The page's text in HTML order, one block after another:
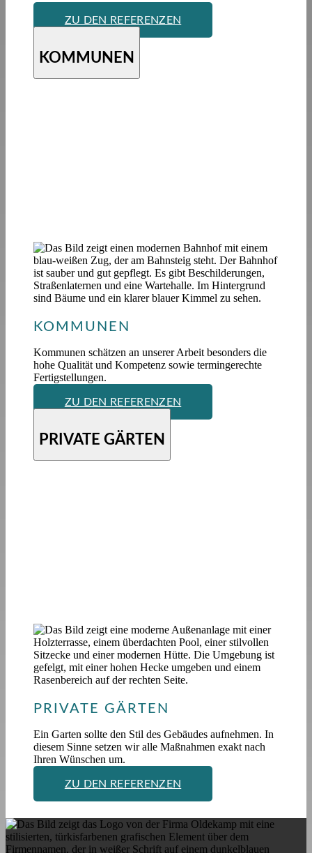
ZU DEN REFERENZEN
KOMMUNEN
KOMMUNEN
Kommunen schätzen an unserer Arbeit besonders die
hohe Qualität und Kompetenz sowie termingerechte
Fertigstellungen.
ZU DEN REFERENZEN
PRIVATE GÄRTEN
PRIVATE GÄRTEN
Ein Garten sollte den Stil des Gebäudes aufnehmen. In
diesem Sinne setzen wir alle Maßnahmen exakt nach
Ihren Wünschen um.
ZU DEN REFERENZEN